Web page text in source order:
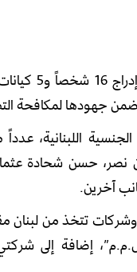
أعلنت دولة
ضمن جهودها لمكافحة
اللبنانية، عدداً
نصر، حسن شحادة
آخرين.
تتخذ من لبنان
إضافة إلى شركتي